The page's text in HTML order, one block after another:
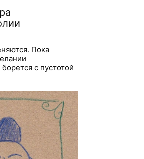
Пока
с пустотой